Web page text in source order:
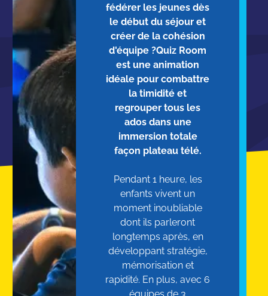
fédérer les jeunes dès
le début du séjour et
créer de la cohésion
d'équipe ?Quiz Room
est une animation
idéale pour combattre
la timidité et
regrouper tous les
ados dans une
immersion totale
façon plateau télé.
Pendant 1 heure, les
enfants vivent un
moment inoubliable
dont ils parleront
longtemps après, en
développant stratégie,
mémorisation et
rapidité. En plus, avec 6